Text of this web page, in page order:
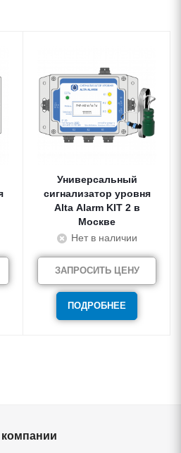
Универсальный
сигнализатор уровня
Alta Alarm KIT 2 в
Москве
Нет в наличии
ЗАПРОСИТЬ ЦЕНУ
ПОДРОБНЕЕ